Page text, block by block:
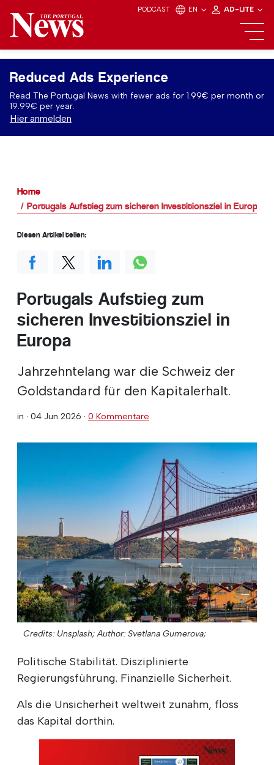
PODCAST EN AD-LITE
Reduced Ads Experience
Read The Portugal News with fewer ads for 1.99€ per month or
19.99€ per year.
Hier anmelden
Home
Portugals Aufstieg zum sicheren Investitionsziel in Europa
Portugals Aufstieg zum
sicheren Investitionsziel in
Europa
Jahrzehntelang war die Schweiz der
Goldstandard für den Kapitalerhalt.
in · 04 Jun 2026 · 0 Kommentare
Credits: Unsplash; Author: Svetlana Gumerova;
Politische Stabilität. Disziplinierte
Regierungsführung. Finanzielle Sicherheit.
Als die Unsicherheit weltweit zunahm, floss
das Kapital dorthin.
Diesen Artikel teilen: